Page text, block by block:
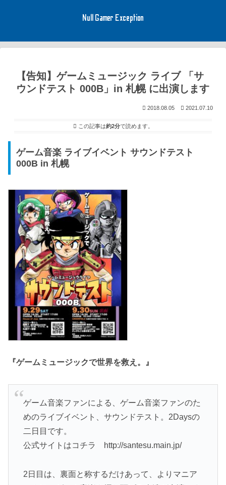
Null Gamer Exception
【告知】ゲームミュージック ライブ 「サ
ウンドテスト 000B」in 札幌 に出演します
2018.08.05 2021.07.10
この記事は約2分で読めます。
ゲーム音楽 ライブイベント サウンドテスト
000B in 札幌
『ゲームミュージックで世界を救え。』
ゲーム音楽ファンによる、ゲーム音楽ファンのた
めのライブイベント、サウンドテスト。2Daysの
二日目です。
公式サイトはコチラ http://santesu.main.jp/
2日目は、裏面と称するだけあって、よりマニア